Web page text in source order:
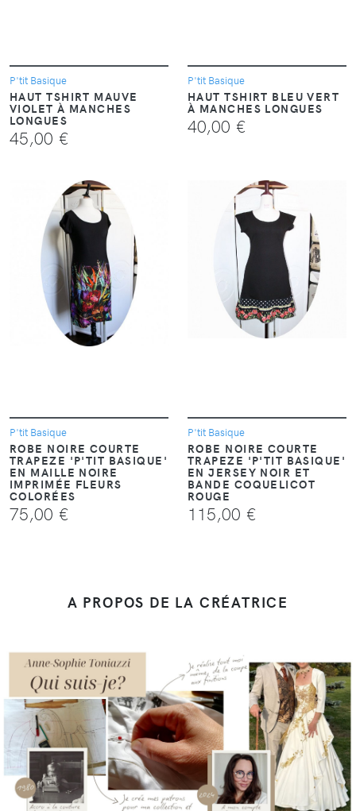
P'tit Basique
HAUT TSHIRT MAUVE
VIOLET À MANCHES
LONGUES
45,00 €
P'tit Basique
HAUT TSHIRT BLEU VERT
À MANCHES LONGUES
40,00 €
VOIR
P'tit Basique
ROBE NOIRE COURTE
TRAPEZE 'P'TIT BASIQUE'
EN MAILLE NOIRE
IMPRIMÉE FLEURS
COLORÉES
75,00 €
VOIR
P'tit Basique
ROBE NOIRE COURTE
TRAPEZE 'P'TIT BASIQUE'
EN JERSEY NOIR ET
BANDE COQUELICOT
ROUGE
115,00 €
A PROPOS DE LA CRÉATRICE